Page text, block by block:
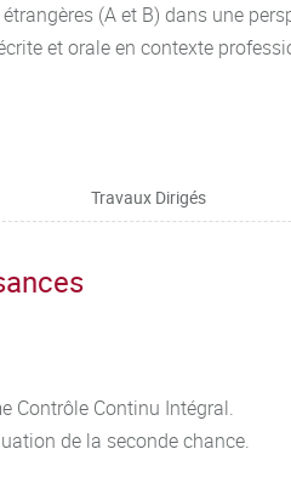
(A et B) dans une
et orale en contexte
Travaux Dirigés
Contrôle Continu Intégral.
de la seconde chance.